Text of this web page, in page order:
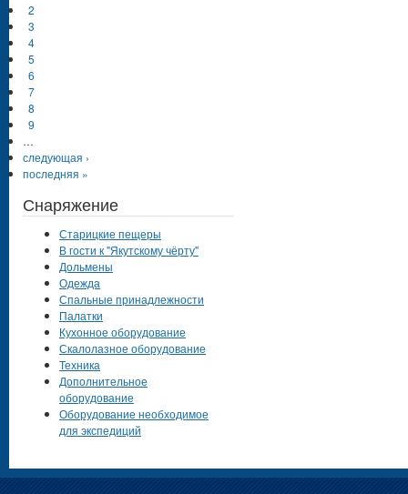
2
3
4
5
6
7
8
9
…
следующая ›
последняя »
Снаряжение
Старицкие пещеры
В гости к "Якутскому чёрту"
Дольмены
Одежда
Спальные принадлежности
Палатки
Кухонное оборудование
Скалолазное оборудование
Техника
Дополнительное
оборудование
Оборудование необходимое
для экспедиций